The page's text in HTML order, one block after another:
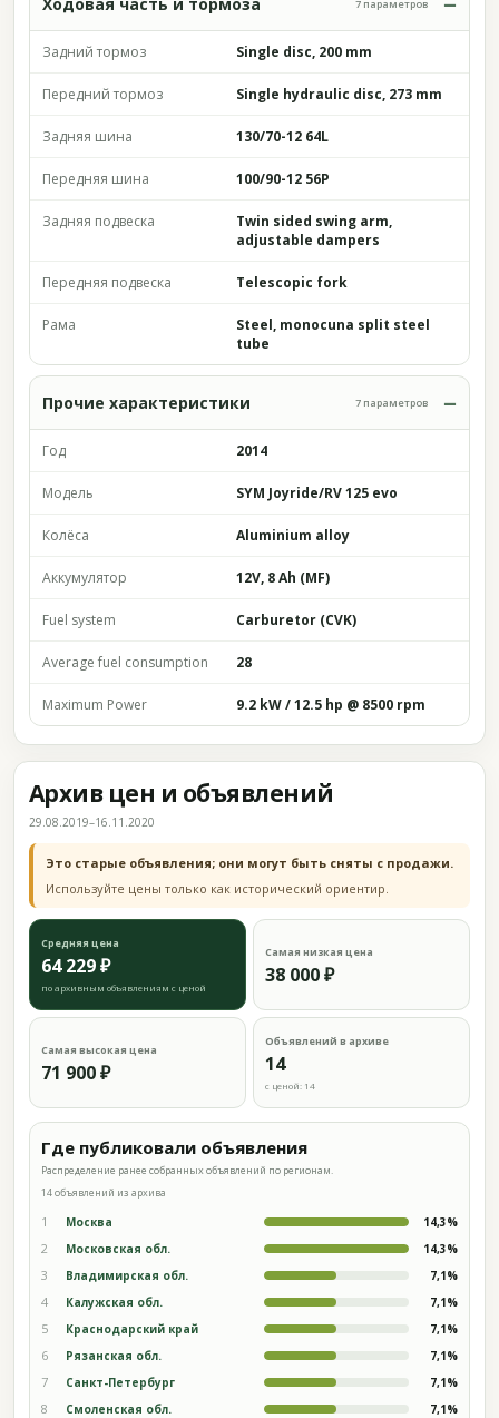
7 параметров
Задний тормоз Single disc, 200 mm
Передний тормоз Single hydraulic disc, 273 mm
Задняя шина 130/70-12 64L
Передняя шина 100/90-12 56P
Задняя подвеска
Twin sided swing arm,
adjustable dampers
Передняя подвеска Telescopic fork
Рама
Steel, monocuna split steel
tube
Прочие характеристики 7 параметров
Год 2014
Модель SYM Joyride/RV 125 evo
Колёса Aluminium alloy
Аккумулятор 12V, 8 Ah (MF)
Fuel system Carburetor (CVK)
Average fuel consumption 28
Maximum Power 9.2 kW / 12.5 hp @ 8500 rpm
Архив цен и объявлений
29.08.2019–16.11.2020
Это старые объявления; они могут быть сняты с продажи.
Используйте цены только как исторический ориентир.
Средняя цена
64 229 ₽
по архивным объявлениям с ценой
Самая низкая цена
38 000 ₽
Самая высокая цена
71 900 ₽
Объявлений в архиве
14
с ценой: 14
Где публиковали объявления
Распределение ранее собранных объявлений по регионам.
14 объявлений из архива
1 Москва 14,3%
2 Московская обл. 14,3%
3 Владимирская обл. 7,1%
4 Калужская обл. 7,1%
5 Краснодарский край 7,1%
6 Рязанская обл. 7,1%
7 Санкт-Петербург 7,1%
8 Смоленская обл. 7,1%